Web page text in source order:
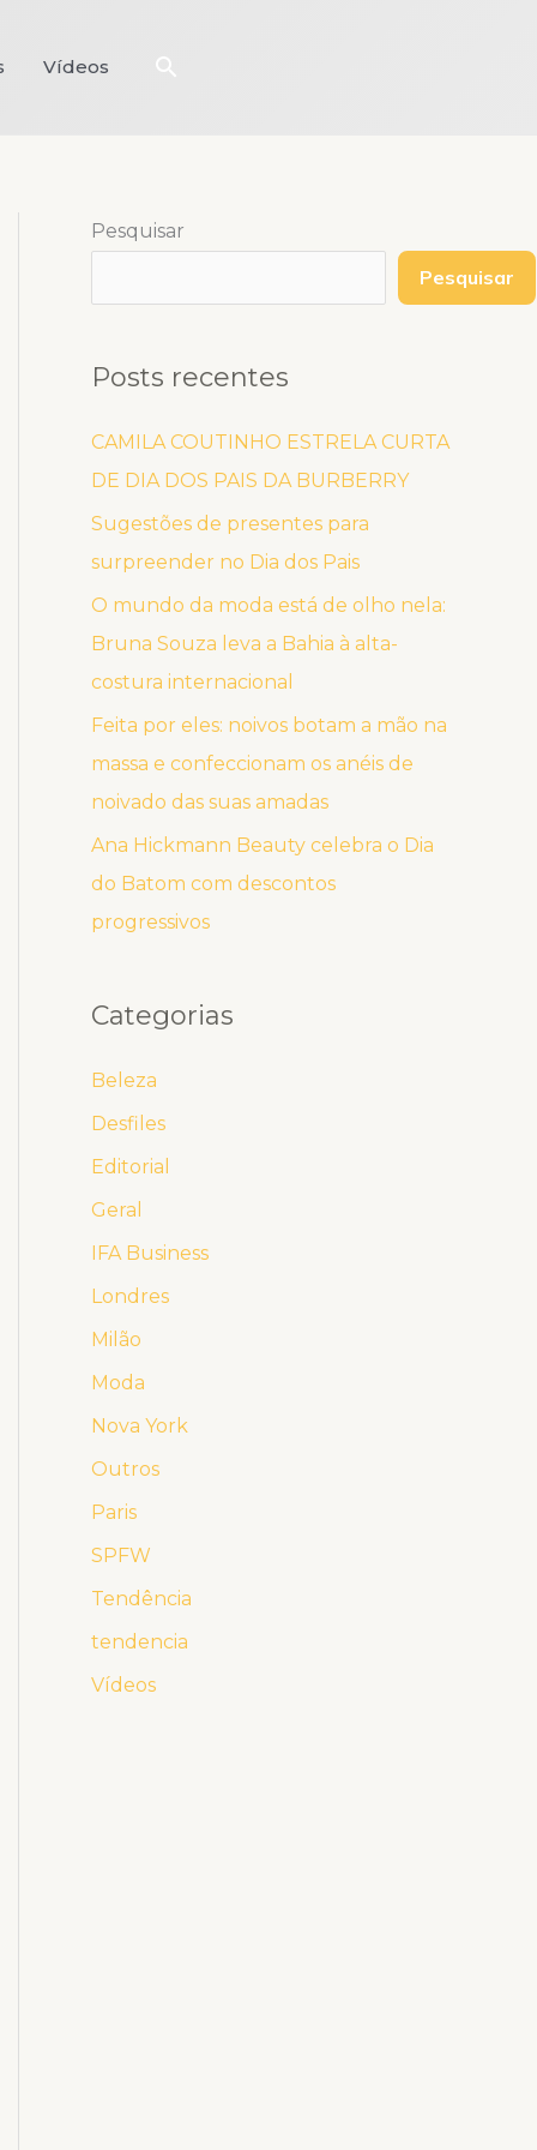
Vídeos Pesquisar
Pesquisar
Pesquisar
Posts recentes
CAMILA COUTINHO ESTRELA CURTA
DE DIA DOS PAIS DA BURBERRY
Sugestões de presentes para
surpreender no Dia dos Pais
O mundo da moda está de olho nela:
Bruna Souza leva a Bahia à alta-
costura internacional
Feita por eles: noivos botam a mão na
massa e confeccionam os anéis de
noivado das suas amadas
Ana Hickmann Beauty celebra o Dia
do Batom com descontos
progressivos
Categorias
Beleza
Desfiles
Editorial
Geral
IFA Business
Londres
Milão
Moda
Nova York
Outros
Paris
SPFW
Tendência
tendencia
Vídeos